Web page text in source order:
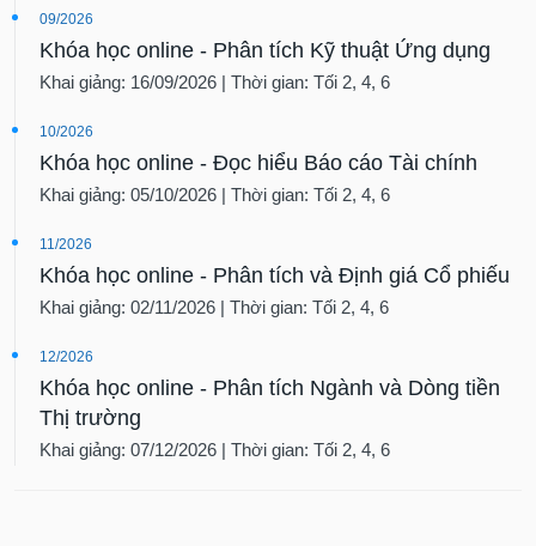
09/2026
Khóa học online - Phân tích Kỹ thuật Ứng dụng
Khai giảng: 16/09/2026 | Thời gian: Tối 2, 4, 6
10/2026
Khóa học online - Đọc hiểu Báo cáo Tài chính
Khai giảng: 05/10/2026 | Thời gian: Tối 2, 4, 6
11/2026
Khóa học online - Phân tích và Định giá Cổ phiếu
Khai giảng: 02/11/2026 | Thời gian: Tối 2, 4, 6
12/2026
Khóa học online - Phân tích Ngành và Dòng tiền
Thị trường
Khai giảng: 07/12/2026 | Thời gian: Tối 2, 4, 6